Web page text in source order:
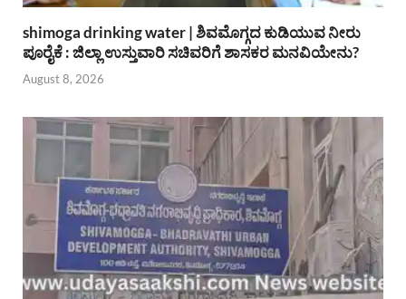
shimoga drinking water | ಶಿವಮೊಗ್ಗದ ಕುಡಿಯುವ ನೀರು
ಪೂರೈಕೆ : ಜಿಲ್ಲಾ ಉಸ್ತುವಾರಿ ಸಚಿವರಿಗೆ ಶಾಸಕರ ಮನವಿಯೇನು?
August 8, 2026